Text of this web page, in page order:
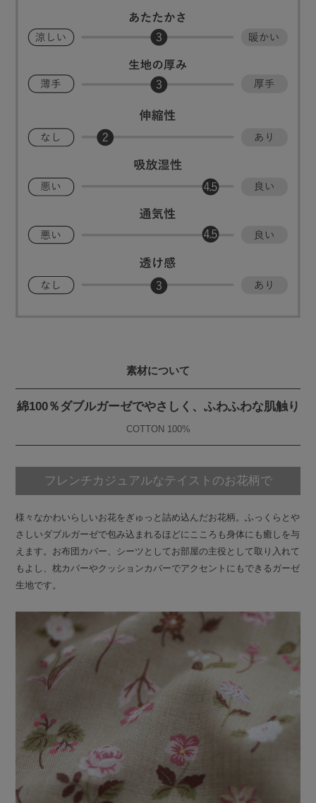
素材について
綿100％ダブルガーゼでやさしく、ふわふわな肌触り
COTTON 100%
フレンチカジュアルなテイストのお花柄で
様々なかわいらしいお花をぎゅっと詰め込んだお花柄。ふっくらとや
さしいダブルガーゼで包み込まれるほどにこころも身体にも癒しを与
えます。お布団カバー、シーツとしてお部屋の主役として取り入れて
もよし、枕カバーやクッションカバーでアクセントにもできるガーゼ
生地です。